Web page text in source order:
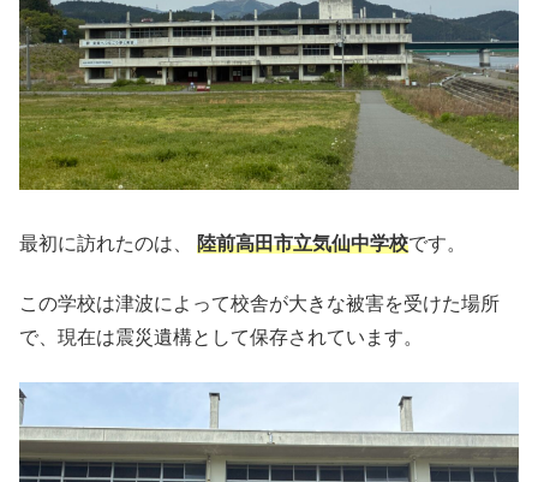
最初に訪れたのは、 陸前高田市立気仙中学校です。
この学校は津波によって校舎が大きな被害を受けた場所
で、現在は震災遺構として保存されています。